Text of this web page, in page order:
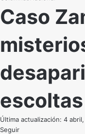
Caso
escoltas
Última actualización: 4
Seguir